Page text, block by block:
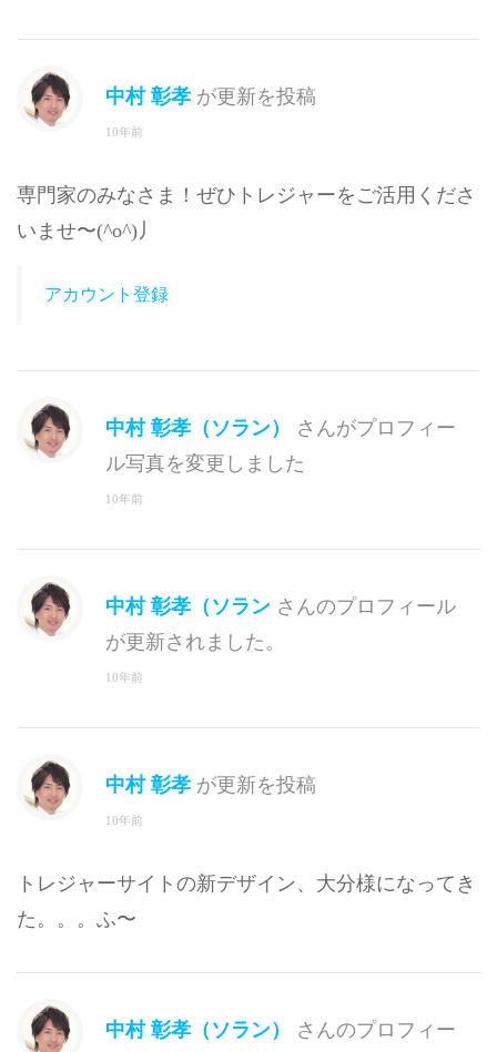
中村 彰孝 が更新を投稿
10年前
専門家のみなさま！ぜひトレジャーをご活用くださ
いませ〜(^o^)丿
アカウント登録
中村 彰孝（ソラン）
さんがプロフィー
ル写真を変更しました
10年前
中村 彰孝（ソラン さんのプロフィール
が更新されました。
10年前
中村 彰孝 が更新を投稿
10年前
トレジャーサイトの新デザイン、大分様になってき
た。。。ふ〜
中村 彰孝（ソラン） さんのプロフィー